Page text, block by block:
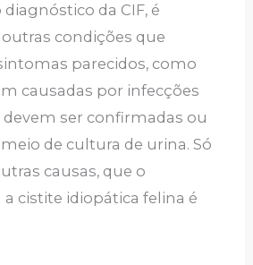
da CIF, é
condições que
parecidos, como
causadas por infecções
devem ser confirmadas ou
de cultura de urina. Só
causas, que o
cistite idiopática felina é